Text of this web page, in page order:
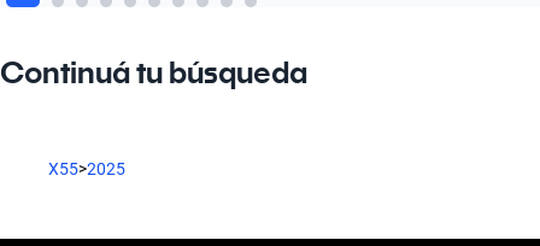
Continuá tu búsqueda
X55>2025